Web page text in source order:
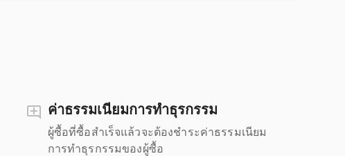
ค่าธรรมเนียมการทำธุรกรรม
ผู้ซื้อที่ซื้อสำเร็จแล้วจะต้องชำระค่าธรรมเนียม
การทำธุรกรรมของผู้ซื้อ